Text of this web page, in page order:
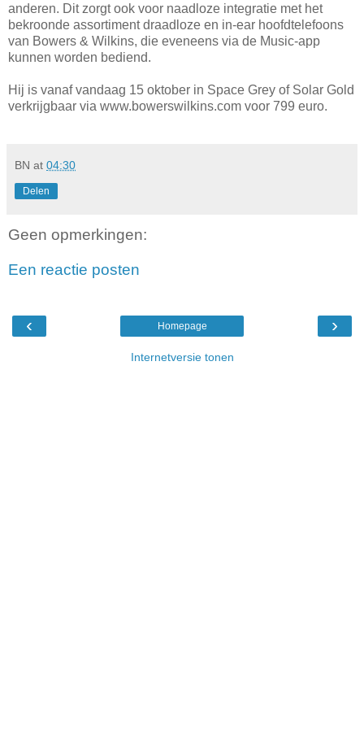
anderen. Dit zorgt ook voor naadloze integratie met het
bekroonde assortiment draadloze en in-ear hoofdtelefoons
van Bowers & Wilkins, die eveneens via de Music-app
kunnen worden bediend.
Hij is vanaf vandaag 15 oktober in Space Grey of Solar Gold
verkrijgbaar via www.bowerswilkins.com voor 799 euro.
BN at 04:30
Delen
Geen opmerkingen:
Een reactie posten
‹ ›
Homepage
Internetversie tonen